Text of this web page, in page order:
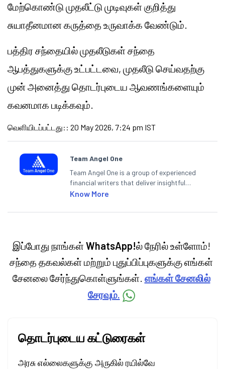
மேற்கொண்டு முதலீட்டு முடிவுகள் குறித்து
சுயாதீனமான கருத்தை உருவாக்க வேண்டும்.
பத்திர சந்தையில் முதலீடுகள் சந்தை
ஆபத்துகளுக்கு உட்பட்டவை, முதலீடு செய்வதற்கு
முன் அனைத்து தொடர்புடைய ஆவணங்களையும்
கவனமாக படிக்கவும்.
வெளியிடப்பட்டது: : 20 May 2026, 7:24 pm IST
Team Angel One
Team Angel One is a group of experienced
financial writers that deliver insightful
articles on the stock market, IPO, economy,
categories.
Know More
இப்போது நாங்கள் WhatsApp!ல் நேரில் உள்ளோம்!
சந்தை தகவல்கள் மற்றும் புதுப்பிப்புகளுக்கு எங்கள்
சேனலை சேர்ந்துகொள்ளுங்கள். எங்கள் சேனலில்
சேரவும்.
தொடர்புடைய கட்டுரைகள்
அரசு எல்லைகளுக்கு அருகில் ரயில்வே